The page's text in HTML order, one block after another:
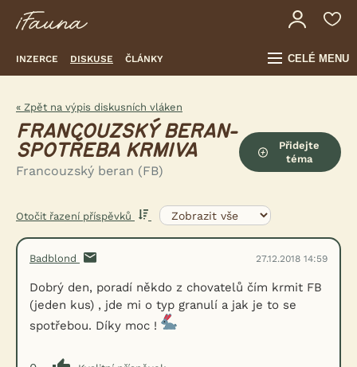
INZERCE DISKUSE ČLÁNKY CELÉ MENU
« Zpět na výpis diskusních vláken
FRANCOUZSKÝ BERAN-
SPOTŘEBA KRMIVA
Francouzský beran (FB)
Přidejte
téma
Otočit řazení příspěvků
Badblond 27.12.2018 14:59
Dobrý den, poradí někdo z chovatelů čím krmit FB
(jeden kus) , jde mi o typ granulí a jak je to se
spotřebou. Díky moc !